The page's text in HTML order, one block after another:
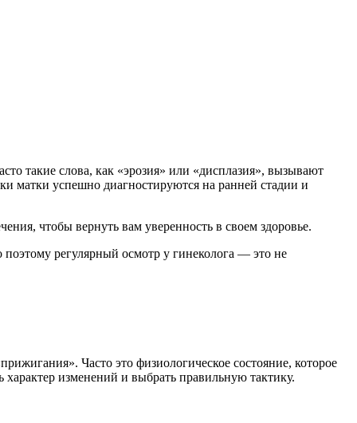
такие слова, как «эрозия» или «дисплазия», вызывают
матки успешно диагностируются на ранней стадии и
чтобы вернуть вам уверенность в своем здоровье.
регулярный осмотр у гинеколога — это не
Часто это физиологическое состояние, которое
изменений и выбрать правильную тактику.